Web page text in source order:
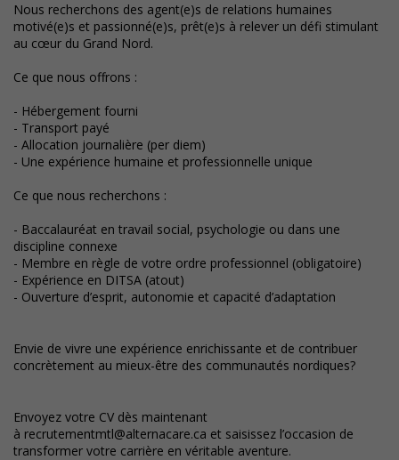
Nous recherchons des agent(e)s de relations humaines
motivé(e)s et passionné(e)s, prêt(e)s à relever un défi stimulant
au cœur du Grand Nord.
Ce que nous offrons :
- Hébergement fourni
- Transport payé
- Allocation journalière (per diem)
- Une expérience humaine et professionnelle unique
Ce que nous recherchons :
- Baccalauréat en travail social, psychologie ou dans une
discipline connexe
- Membre en règle de votre ordre professionnel (obligatoire)
- Expérience en DITSA (atout)
- Ouverture d’esprit, autonomie et capacité d’adaptation
Envie de vivre une expérience enrichissante et de contribuer
concrètement au mieux-être des communautés nordiques?
Envoyez votre CV dès maintenant
à recrutementmtl@alternacare.ca et saisissez l’occasion de
transformer votre carrière en véritable aventure.